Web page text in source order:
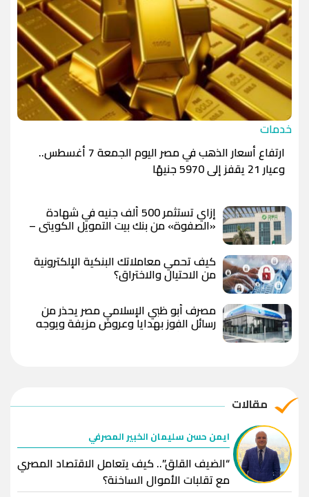
خدمات
ارتفاع أسعار الذهب في مصر اليوم الجمعة 7 أغسطس..
وعيار 21 يقفز إلى 5970 جنيهًا
إزاي تستثمر 500 ألف جنيه في شهادة
«الصفوة» من بنك بيت التمويل الكويتي –
مصر بعد رفع العائد؟
كيف تحمي معاملاتك البنكية الإلكترونية
من الاحتيال والاختراق؟
مصرف أبو ظبي الإسلامي مصر يحذر من
رسائل الفوز بهدايا وعروض مزيفة ويوجه
بعدم مشاركة البيانات المصرفية
مقالات
ايمن حسن سليمان الخبير المصرفي
“الضيف القلق”.. كيف يتعامل الاقتصاد المصري
مع تقلبات الأموال الساخنة؟